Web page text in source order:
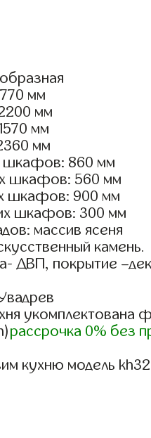
мм
мм
мм
мм
шкафов: 860 мм
шкафов: 560 мм
шкафов: 900 мм
шкафов: 300 мм
массив ясеня
камень.
ДВП, покрытие
укомплектована
рассрочка 0% без
кухню модель